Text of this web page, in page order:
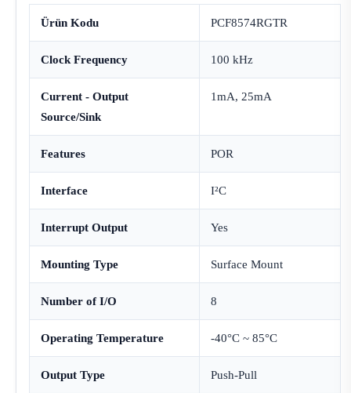
Ürün Kodu PCF8574RGTR
Clock Frequency 100 kHz
Current - Output
Source/Sink
1mA, 25mA
Features POR
Interface I²C
Interrupt Output Yes
Mounting Type Surface Mount
Number of I/O 8
Operating Temperature -40°C ~ 85°C
Output Type Push-Pull